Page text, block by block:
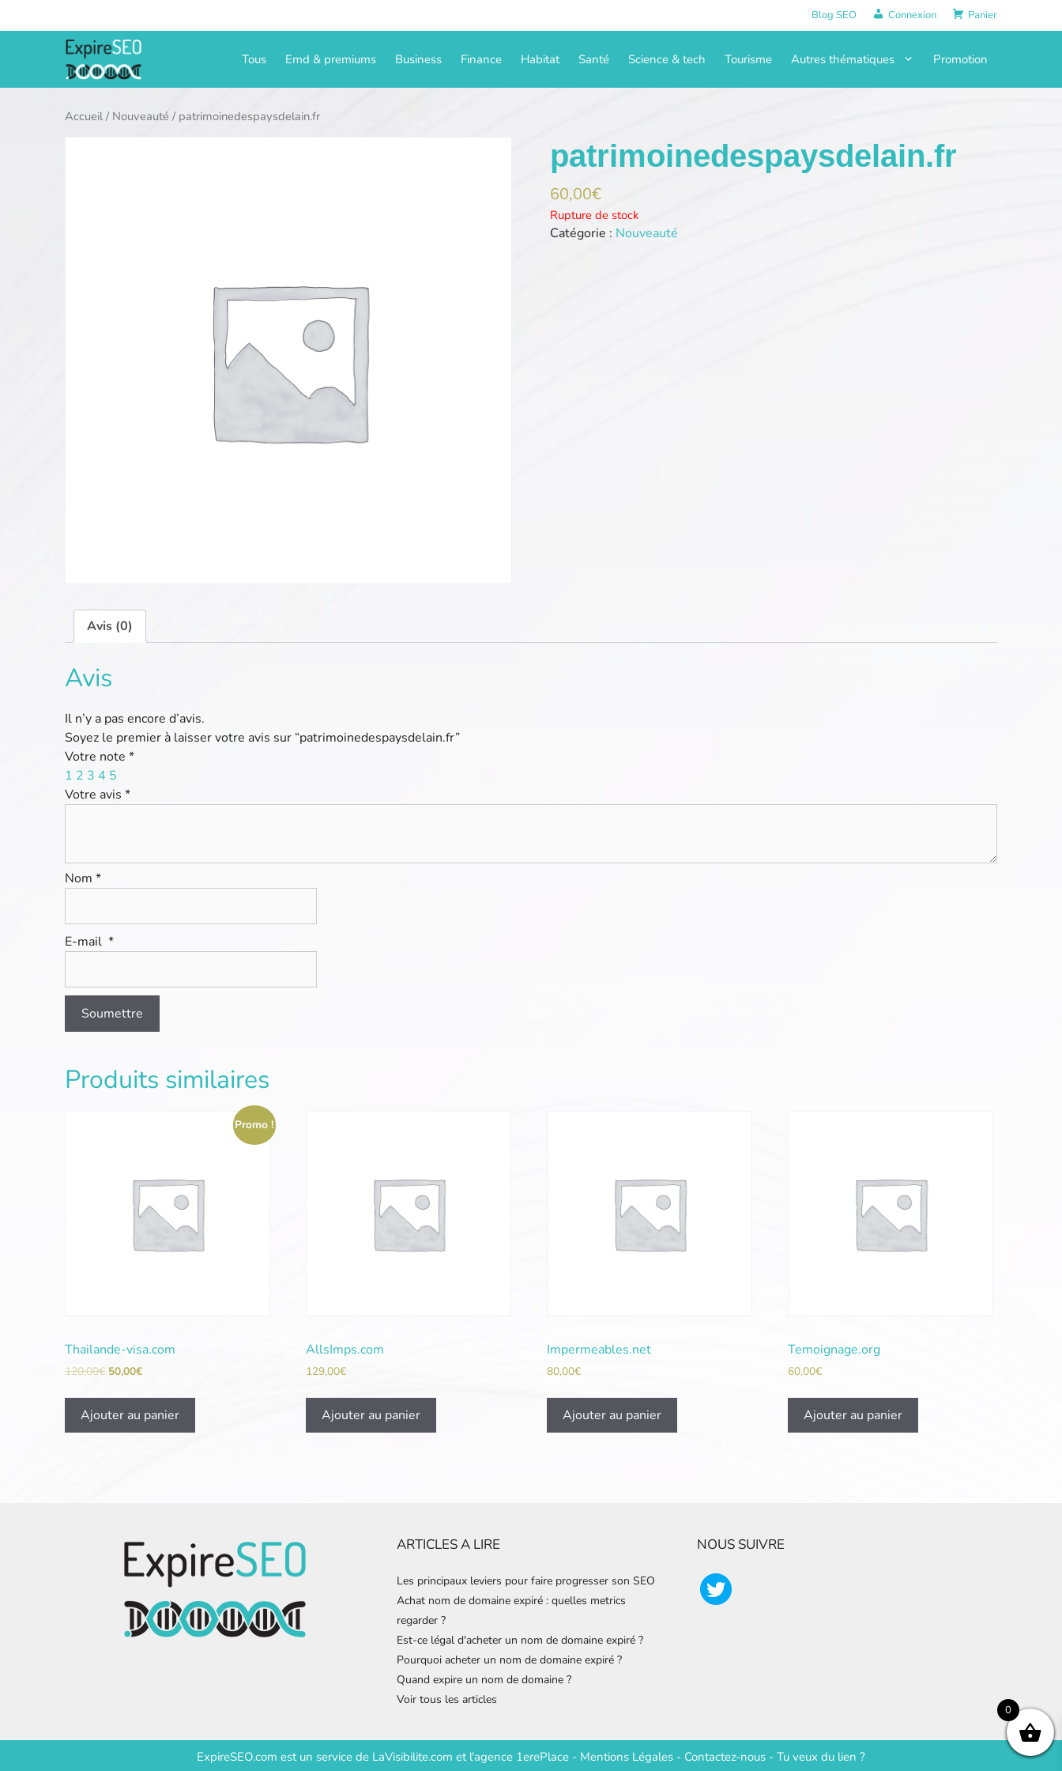
au
Blog SEO Connexion Panier
Tous Emd & premiums Business Finance Habitat Santé Science & tech Tourisme Autres thématiques Promotion
Accueil/ Nouveauté / patrimoinedespaysdelain.fr
patrimoinedespaysdelain.fr
60,00€
Rupture de stock
Catégorie : Nouveauté
Avis (0)
Avis
Il n’y a pas encore d’avis.
Soyez le premier à laisser votre avis sur “patrimoinedespaysdelain.fr”
Votre note *
1 2 3 4 5
Votre avis *
Nom *
E-mail *
Produits similaires
Promo !
Thailande-visa.com
120,00€ 50,00€
Ajouter au panier
AllsImps.com
129,00€
Ajouter au panier
Impermeables.net
80,00€
Ajouter au panier
Temoignage.org
60,00€
Ajouter au panier
ARTICLES A LIRE
Les principaux leviers pour faire progresser son SEO
Achat nom de domaine expiré : quelles metrics
regarder ?
Est-ce légal d'acheter un nom de domaine expiré ?
Pourquoi acheter un nom de domaine expiré ?
Quand expire un nom de domaine ?
Voir tous les articles
NOUS SUIVRE
ExpireSEO.com est un service de LaVisibilite.com etl'agence 1erePlace - Mentions Légales - Contactez-nous - Tu veux du lien ?
0